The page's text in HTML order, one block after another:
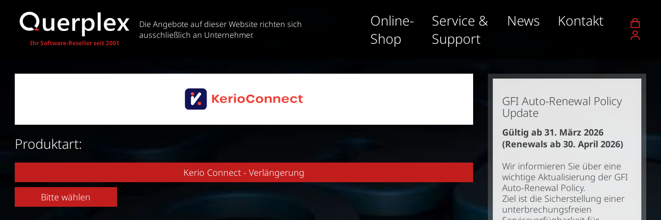
Ihr Software-Reseller seit 2001
Die Angebote auf dieser Website richten sich
ausschließlich an Unternehmer.
Online-
Shop
Service &
Support
News Kontakt
GFI Auto-Renewal Policy
Update
Gültig ab 31. März 2026
(Renewals ab 30. April 2026)
Wir informieren Sie über eine
wichtige Aktualisierung der GFI
Auto-Renewal Policy.
Ziel ist die Sicherstellung einer
unterbrechungsfreien
Produktart:
Kerio Connect - Verlängerung
Bitte wählen